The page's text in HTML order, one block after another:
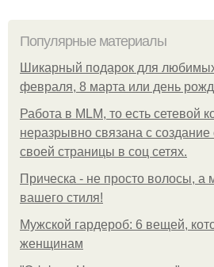
Популярные материалы
Шикарный подарок для
февраля, 8 марта или день
Работа в MLM, то есть сетевой
неразрывно связана с создание
своей страницы в соц сетях.
Прическа - не просто волосы,
вашего стиля!
Мужской гардероб: 6 вещей,
женщинам